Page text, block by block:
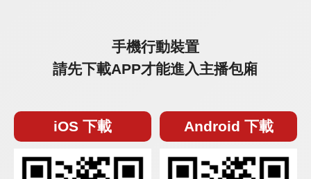
手機行動裝置
請先下載APP才能進入主播包廂
iOS 下載 Android 下載